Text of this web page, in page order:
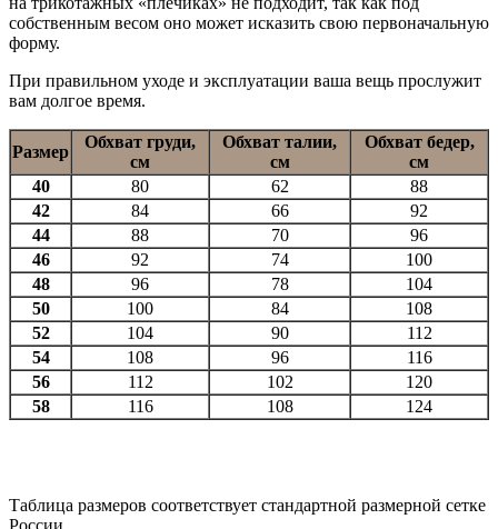
собственным весом оно может исказить свою первоначальную
форму.
При правильном уходе и эксплуатации ваша вещь прослужит
вам долгое время.
Размер
Обхват груди,
см
Обхват талии,
см
Обхват бедер,
см
40
80 62
88
42
84 66
92
44
88 70
96
46
92 74
100
48
96 78
104
50
100 84
108
52
104 90
112
54
108 96
116
56
112 102
120
58
116 108 124
Таблица размеров соответствует стандартной размерной сетке
России